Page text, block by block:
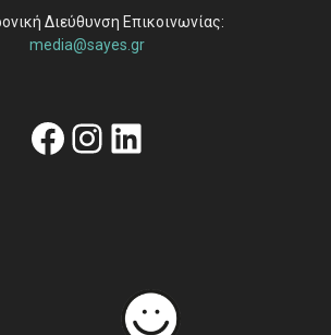
Διεύθυνση Επικοινωνίας:
media@sayes.gr
Facebook
Instagram
Linkedin